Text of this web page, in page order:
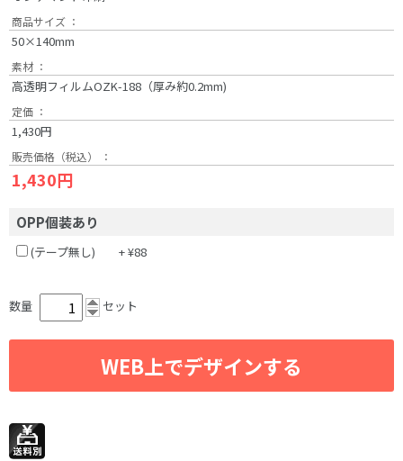
商品サイズ ：
50×140mm
素材 ：
高透明フィルムOZK-188（厚み約0.2mm)
定価 ：
1,430円
販売価格（税込） ：
1,430円
OPP個装あり
(テープ無し) + ¥88
数量 セット
WEB上でデザインする